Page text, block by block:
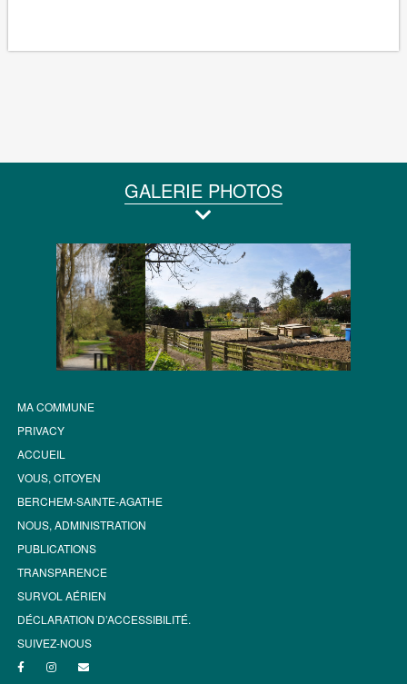
GALERIE PHOTOS
MA COMMUNE
PRIVACY
ACCUEIL
VOUS, CITOYEN
BERCHEM-SAINTE-AGATHE
NOUS, ADMINISTRATION
PUBLICATIONS
TRANSPARENCE
SURVOL AÉRIEN
DÉCLARATION D’ACCESSIBILITÉ.
SUIVEZ-NOUS